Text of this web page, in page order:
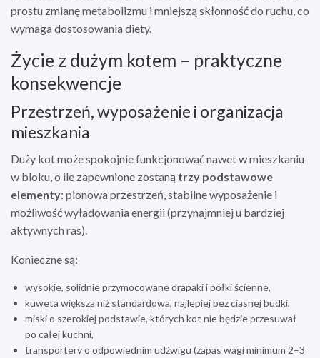
prostu zmianę metabolizmu i mniejszą skłonność do ruchu, co
wymaga dostosowania diety.
Życie z dużym kotem – praktyczne
konsekwencje
Przestrzeń, wyposażenie i organizacja
mieszkania
Duży kot może spokojnie funkcjonować nawet w mieszkaniu
w bloku, o ile zapewnione zostaną trzy podstawowe
elementy: pionowa przestrzeń, stabilne wyposażenie i
możliwość wyładowania energii (przynajmniej u bardziej
aktywnych ras).
Konieczne są:
wysokie, solidnie przymocowane drapaki i półki ścienne,
kuweta większa niż standardowa, najlepiej bez ciasnej budki,
miski o szerokiej podstawie, których kot nie będzie przesuwał
po całej kuchni,
transportery o odpowiednim udźwigu (zapas wagi minimum 2–3